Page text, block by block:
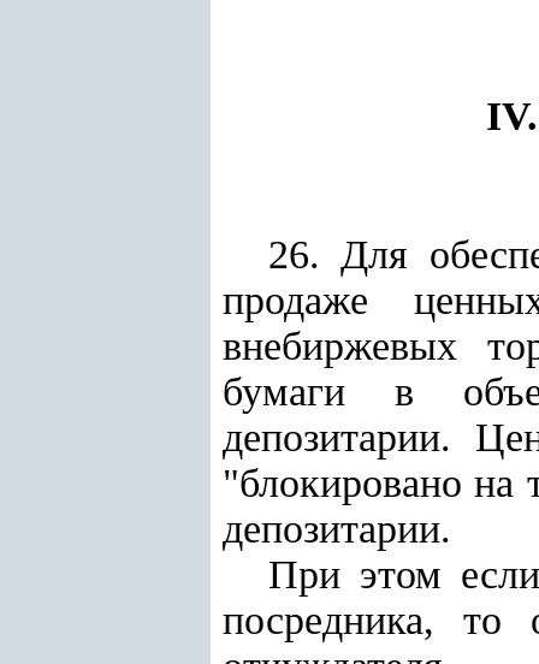
26. Для
продаже
внебиржевых
бумаги в
депозитарии.
"блокировано на
депозитарии.
При этом если
посредника, то